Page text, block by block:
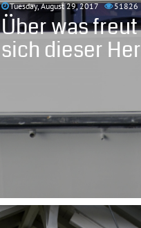
Tuesday, August 29, 2017 51826
Über was freut
sich dieser